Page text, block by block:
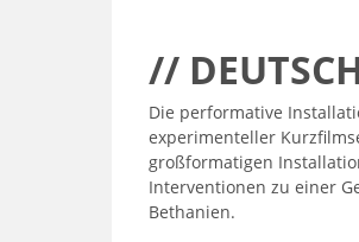
//
Die performative
experimenteller
großformatigen
Interventionen zu einer
Bethanien.